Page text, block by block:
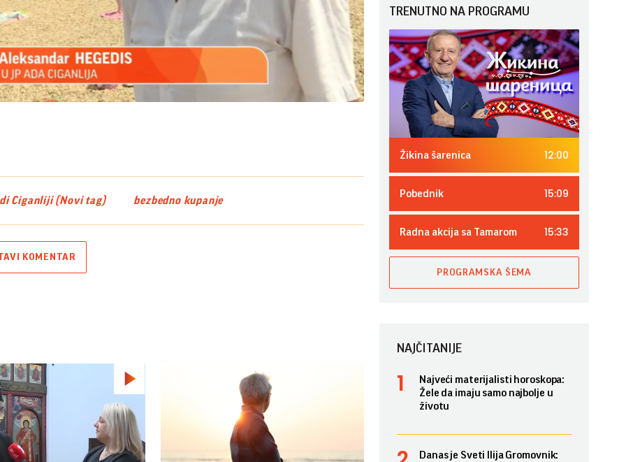
Play
Video
Ciganliji (Novi tag) bezbedno kupanje
KOMENTAR
TRENUTNO NA PROGRAMU
Žikina šarenica 12:00
Pobednik 15:09
Radna akcija sa Tamarom 15:33
PROGRAMSKA ŠEMA
NAJČITANIJE
Najveći materijalisti horoskopa:
Žele da imaju samo najbolje u
životu
Danas je Sveti Ilija Gromovnik: